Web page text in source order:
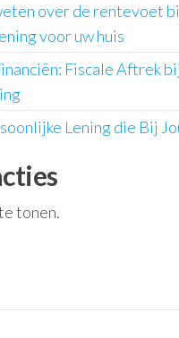
over de rentevoet
voor uw huis
Fiscale Aftrek
Lening die Bij
tonen.